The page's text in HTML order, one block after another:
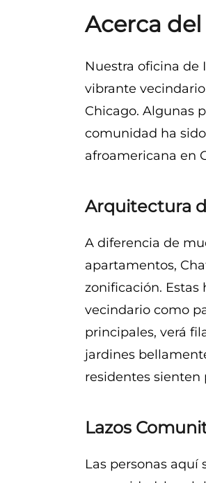
Acerca
Nuestra oficina de
vibrante
Chicago. Algunas
comunidad ha
afroamericana en
Arquitectura
A diferencia de
apartamentos,
zonificación.
vecindario como
principales, verá
jardines
residentes sienten
Lazos
Las personas aquí